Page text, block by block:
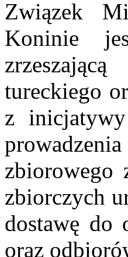
Związek
Koninie
tureckiego
z
zbiorowego
zbiorczych
dostawę do
oraz